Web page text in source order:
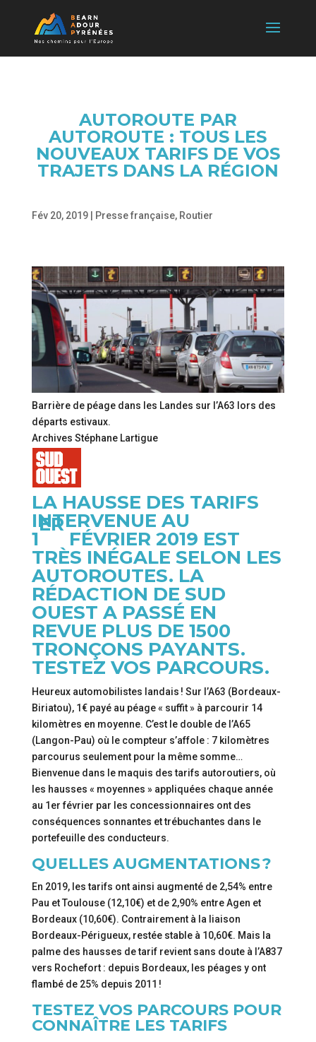
AUTOROUTE PAR
AUTOROUTE : TOUS LES
NOUVEAUX TARIFS DE VOS
TRAJETS DANS LA RÉGION
Fév 20, 2019| Presse française, Routier
Barrière de péage dans les Landes sur l’A63 lors des
départs estivaux.
Archives Stéphane Lartigue
LA HAUSSE DES TARIFS
INTERVENUE AU
1
ER
FÉVRIER 2019 EST
TRÈS INÉGALE SELON LES
AUTOROUTES. LA
RÉDACTION DE SUD
OUEST A PASSÉ EN
REVUE PLUS DE 1500
TRONÇONS PAYANTS.
TESTEZ VOS PARCOURS.
Heureux automobilistes landais ! Sur l’A63 (Bordeaux-
Biriatou), 1€ payé au péage « suffit » à parcourir 14
kilomètres en moyenne. C’est le double de l’A65
(Langon-Pau) où le compteur s’affole : 7 kilomètres
parcourus seulement pour la même somme…
Bienvenue dans le maquis des tarifs autoroutiers, où
les hausses « moyennes » appliquées chaque année
au 1er février par les concessionnaires ont des
conséquences sonnantes et trébuchantes dans le
portefeuille des conducteurs.
QUELLES AUGMENTATIONS ?
En 2019, les tarifs ont ainsi augmenté de 2,54% entre
Pau et Toulouse (12,10€) et de 2,90% entre Agen et
Bordeaux (10,60€). Contrairement à la liaison
Bordeaux-Périgueux, restée stable à 10,60€. Mais la
palme des hausses de tarif revient sans doute à l’A837
vers Rochefort : depuis Bordeaux, les péages y ont
flambé de 25% depuis 2011 !
TESTEZ VOS PARCOURS POUR
CONNAÎTRE LES TARIFS